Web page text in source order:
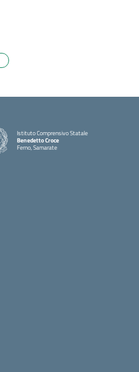
Istituto Comprensivo Statale
Benedetto Croce
Ferno, Samarate